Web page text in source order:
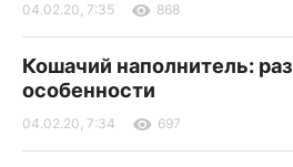
04.02.20, 7:35 868
Кошачий наполнитель:
особенности
04.02.20, 7:34 697